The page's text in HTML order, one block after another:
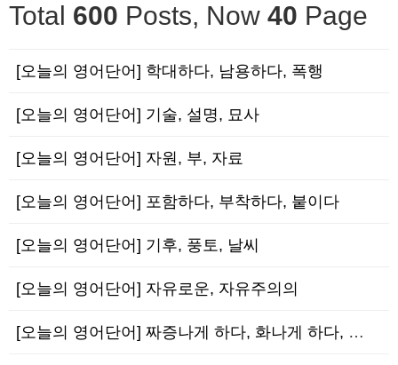
Total 600 Posts, Now 40 Page
[오늘의 영어단어] 학대하다, 남용하다, 폭행
[오늘의 영어단어] 기술, 설명, 묘사
[오늘의 영어단어] 자원, 부, 자료
[오늘의 영어단어] 포함하다, 부착하다, 붙이다
[오늘의 영어단어] 기후, 풍토, 날씨
[오늘의 영어단어] 자유로운, 자유주의의
[오늘의 영어단어] 짜증나게 하다, 화나게 하다, 신경질나게 하다